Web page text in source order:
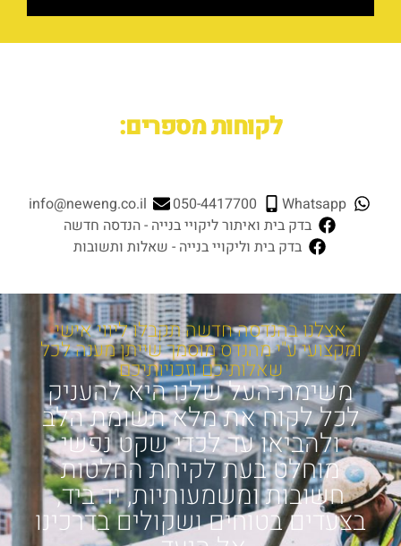
לקוחות מספרים:
Whatsapp
050-4417700
info@neweng.co.il
בדק בית ואיתור ליקויי בנייה - הנדסה חדשה
בדק בית וליקויי בנייה - שאלות ותשובות
אצלנו בהנדסה חדשה תקבלו ליווי אישי
ומקצועי ע"י מהנדס מוסמך שייתן מענה לכל
שאלותיכם וזכויותיכם
משימת-העל שלנו היא להעניק
לכל לקוח את מלא תשומת הלב
ולהביאו עד לכדי שקט נפשי
מוחלט בעת לקיחת החלטות
חשובות ומשמעותיות, יד ביד,
בצעדים בטוחים ושקולים בדרכינו